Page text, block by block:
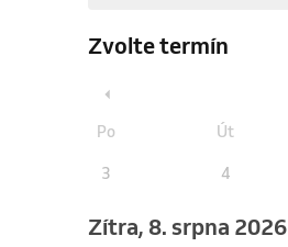
Zvolte termín
Po Út
3 4
Zítra, 8. srpna 2026